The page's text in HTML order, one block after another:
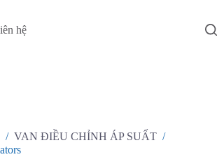
hệ
/ VAN ĐIỀU CHỈNH ÁP SUẤT /